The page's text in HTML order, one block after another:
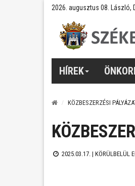
2026. augusztus 08. László,
HÍREK
KÖZBESZERZÉSI
2025.03.17. | KÖRÜLBELÜL